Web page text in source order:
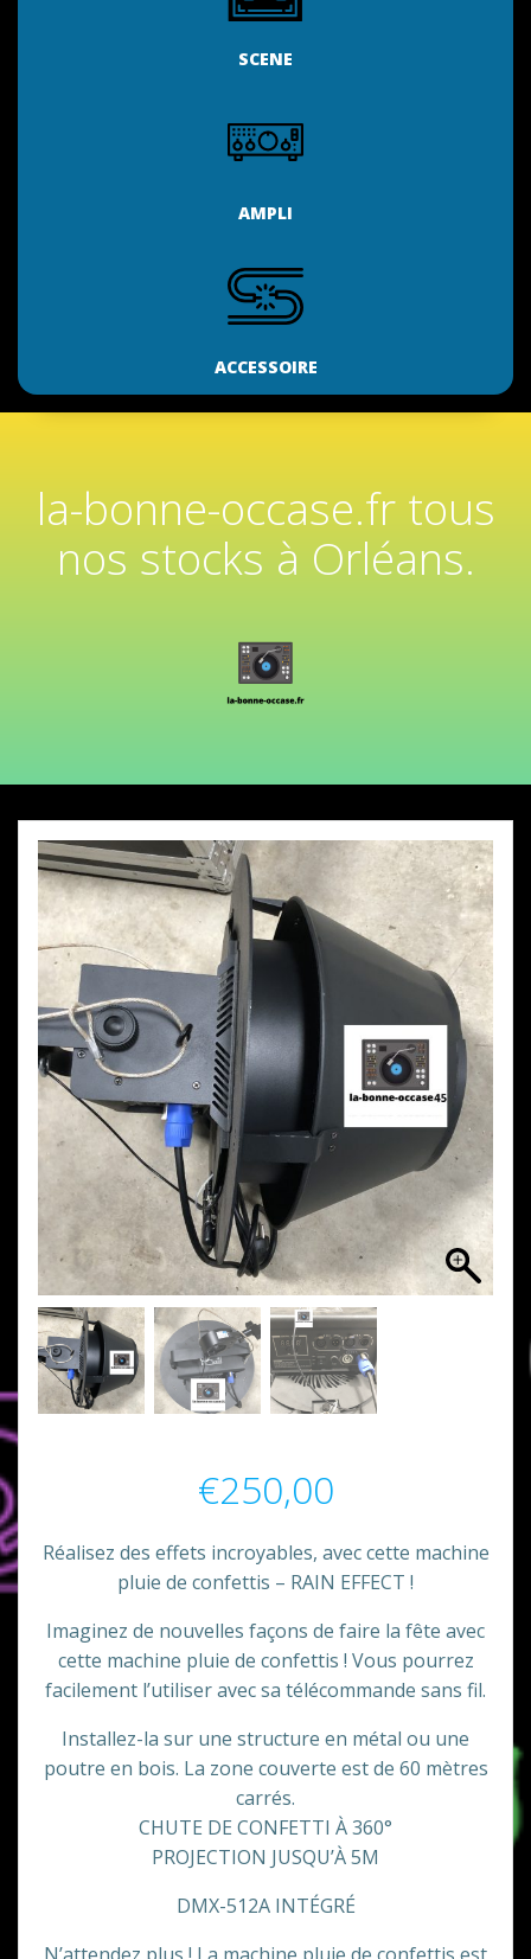
SCENE
AMPLI
ACCESSOIRE
la-bonne-occase.fr tous
nos stocks à Orléans.
€250,00
Réalisez des effets incroyables, avec cette machine
pluie de confettis – RAIN EFFECT !
Imaginez de nouvelles façons de faire la fête avec
cette machine pluie de confettis ! Vous pourrez
facilement l’utiliser avec sa télécommande sans fil.
Installez-la sur une structure en métal ou une
poutre en bois. La zone couverte est de 60 mètres
carrés.
CHUTE DE CONFETTI À 360°
PROJECTION JUSQU’À 5M
DMX-512A INTÉGRÉ